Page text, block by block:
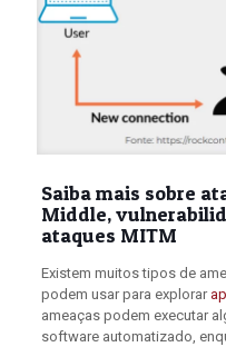
Saiba mais sobre
Middle,
ataques MITM
Existem muitos tipos de
podem usar para explorar
ameaças podem executar
software automatizado,